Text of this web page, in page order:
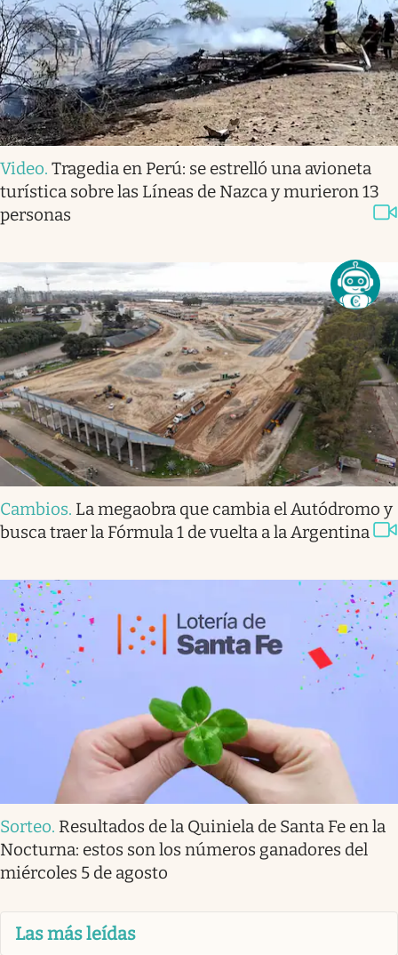
Video. Tragedia en Perú: se estrelló una avioneta
turística sobre las Líneas de Nazca y murieron 13
personas
Cambios. La megaobra que cambia el Autódromo y
busca traer la Fórmula 1 de vuelta a la Argentina
Sorteo. Resultados de la Quiniela de Santa Fe en la
Nocturna: estos son los números ganadores del
miércoles 5 de agosto
Las más leídas